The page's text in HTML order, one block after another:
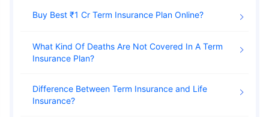
Buy Best ₹1 Cr Term Insurance Plan Online
What Kind Of Deaths Are Not Covered In A Term
Insurance Plan
Difference Between Term Insurance and Life
Insurance